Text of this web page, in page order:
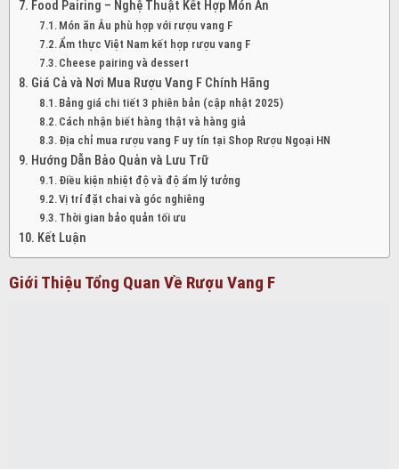
Food Pairing – Nghệ Thuật Kết Hợp Món Ăn
Món ăn Âu phù hợp với rượu vang F
Ẩm thực Việt Nam kết hợp rượu vang F
Cheese pairing và dessert
Giá Cả và Nơi Mua Rượu Vang F Chính Hãng
Bảng giá chi tiết 3 phiên bản (cập nhật 2025)
Cách nhận biết hàng thật và hàng giả
Địa chỉ mua rượu vang F uy tín tại Shop Rượu Ngoại HN
Hướng Dẫn Bảo Quản và Lưu Trữ
Điều kiện nhiệt độ và độ ẩm lý tưởng
Vị trí đặt chai và góc nghiêng
Thời gian bảo quản tối ưu
Kết Luận
Giới Thiệu Tổng Quan Về Rượu Vang F